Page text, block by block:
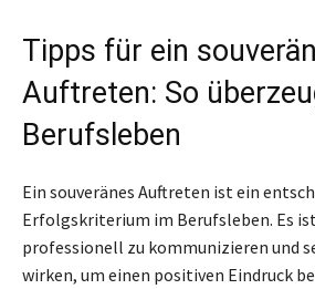
Tipps für ein
Auftreten: So
Berufsleben
Ein souveränes Auftreten ist ein
Erfolgskriterium im Berufsleben. Es
professionell zu kommunizieren und
wirken, um einen positiven Eindruck